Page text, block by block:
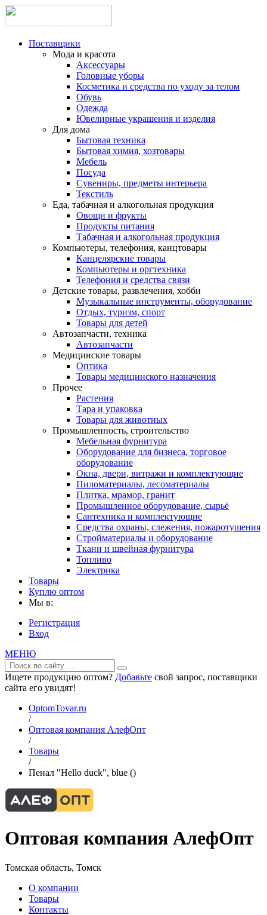
Поставщики
Мода и красота
Аксессуары
Головные уборы
Косметика и средства по уходу за телом
Обувь
Одежда
Ювелирные украшения и изделия
Для дома
Бытовая техника
Бытовая химия, хозтовары
Мебель
Посуда
Сувениры, предметы интерьера
Текстиль
Еда, табачная и алкогольная продукция
Овощи и фрукты
Продукты питания
Табачная и алкогольная продукция
Компьютеры, телефония, канцтовары
Канцелярские товары
Компьютеры и оргтехника
Телефония и средства связи
Детские товары, развлечения, хобби
Музыкальные инструменты, оборудование
Отдых, туризм, спорт
Товары для детей
Автозапчасти, техника
Автозапчасти
Медицинские товары
Оптика
Товары медицинского назначения
Прочее
Растения
Тара и упаковка
Товары для животных
Промышленность, строительство
Мебельная фурнитура
Оборудование для бизнеса, торговое
оборудование
Окна, двери, витражи и комплектующие
Пиломатериалы, лесоматериалы
Плитка, мрамор, гранит
Промышленное оборудование, сырьё
Сантехника и комплектующие
Средства охраны, слежения, пожаротушения
Стройматериалы и оборудование
Ткани и швейная фурнитура
Топливо
Электрика
Товары
Куплю оптом
Мы в:
Регистрация
Вход
МЕНЮ
Ищете продукцию оптом? Добавьте свой запрос, поставщики
сайта его увидят!
OptomTovar.ru
/
Оптовая компания АлефОпт
/
Товары
/
Пенал "Hello duck", blue ()
Оптовая компания АлефОпт
Томская область, Томск
О компании
Товары
Контакты